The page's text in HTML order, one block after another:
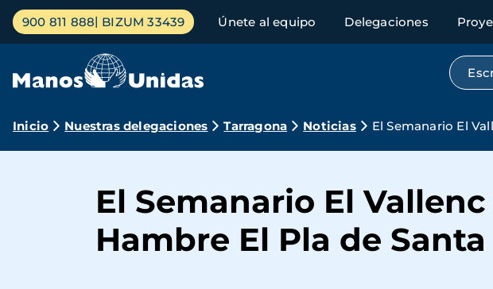
Pasar
contenido
Menú
principal
900 811 888 BIZUM 33439 Únete al equipo Delegaciones
Ruta
navegación
Inicio Nuestras delegaciones Tarragona Noticias El Semanario El
El Semanario El
Hambre El Pla de